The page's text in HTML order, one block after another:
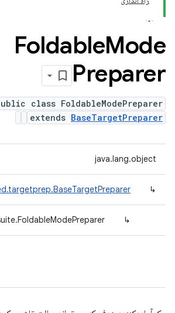
FoldableMode
Preparer
class FoldableModePreparer
extends BaseTargetPreparer
java.lang.object
↳
↳